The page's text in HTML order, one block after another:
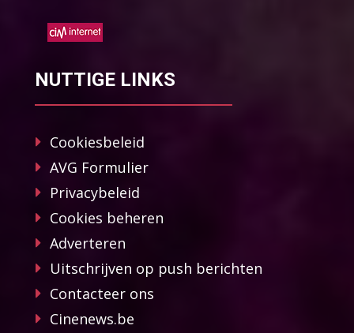
NUTTIGE LINKS
Cookiesbeleid
AVG Formulier
Privacybeleid
Cookies beheren
Adverteren
Uitschrijven op push berichten
Contacteer ons
Cinenews.be